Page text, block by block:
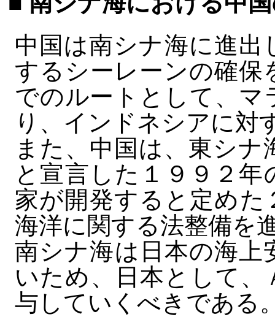
中国は南シナ海に進
するシーレーンの確保
でのルートとして、
り、インドネシアに対
また、中国は、東シ
と宣言した１９９２
家が開発すると定め
海洋に関する法整備を
南シナ海は日本の海上
いため、日本として
与していくべきである